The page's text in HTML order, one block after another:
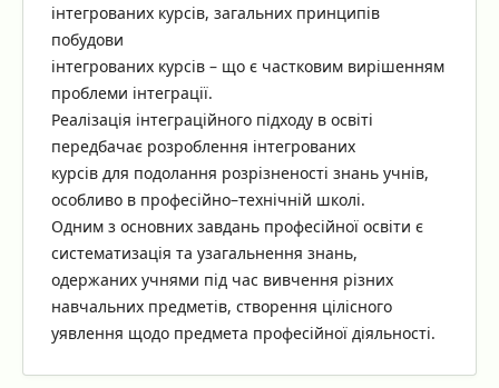
інтегрованих курсів, загальних принципів
побудови
інтегрованих курсів – що є частковим вирішенням
проблеми інтеграції.
Реалізація інтеграційного підходу в освіті
передбачає розроблення інтегрованих
курсів для подолання розрізненості знань учнів,
особливо в професійно–технічній школі.
Одним з основних завдань професійної освіти є
систематизація та узагальнення знань,
одержаних учнями під час вивчення різних
навчальних предметів, створення цілісного
уявлення щодо предмета професійної діяльності.